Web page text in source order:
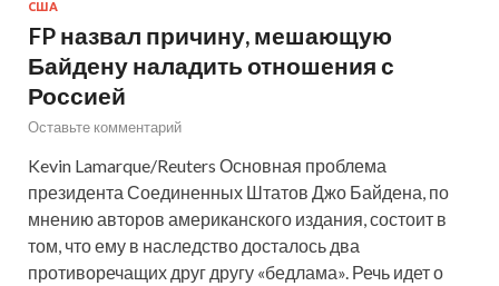
США
FP назвал причину, мешающую
Байдену наладить отношения с
Россией
Оставьте комментарий
Kevin Lamarque/Reuters Основная проблема
президента Соединенных Штатов Джо Байдена, по
мнению авторов американского издания, состоит в
том, что ему в наследство досталось два
противоречащих друг другу «бедлама». Речь идет о